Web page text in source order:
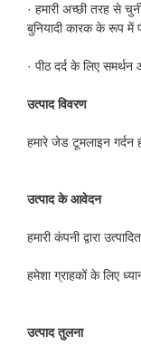
· हमारी अच्छी तरह से
बुनियादी कारक के रूप में
· पीठ दर्द के लिए
उत्पाद विवरण
हमारे जेड टूमलाइन गर्दन
उत्पाद के आवेदन
हमारी कंपनी द्वारा
हमेशा ग्राहकों के लिए
उत्पाद तुलना